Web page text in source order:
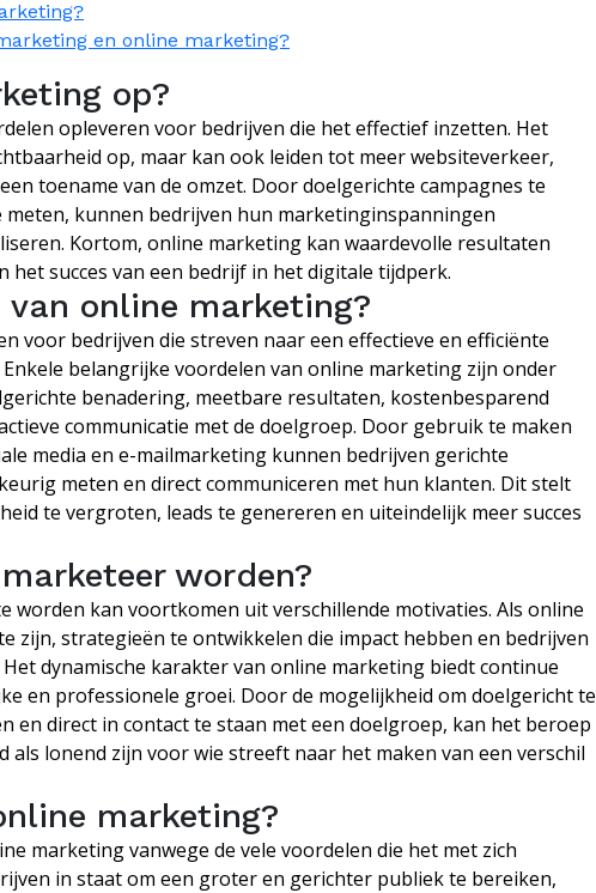
en online marketing?
op?
opleveren voor bedrijven die het effectief inzetten. Het
op, maar kan ook leiden tot meer websiteverkeer,
toename van de omzet. Door doelgerichte campagnes te
kunnen bedrijven hun marketinginspanningen
Kortom, online marketing kan waardevolle resultaten
het succes van een bedrijf in het digitale tijdperk.
online marketing?
voor bedrijven die streven naar een effectieve en efficiënte
belangrijke voordelen van online marketing zijn onder
benadering, meetbare resultaten, kostenbesparend
communicatie met de doelgroep. Door gebruik te maken
media en e-mailmarketing kunnen bedrijven gerichte
meten en direct communiceren met hun klanten. Dit stelt
te vergroten, leads te genereren en uiteindelijk meer succes
worden?
worden kan voortkomen uit verschillende motivaties. Als online
zijn, strategieën te ontwikkelen die impact hebben en bedrijven
dynamische karakter van online marketing biedt continue
en professionele groei. Door de mogelijkheid om doelgericht te
en direct in contact te staan met een doelgroep, kan het beroep
lonend zijn voor wie streeft naar het maken van een verschil
marketing?
marketing vanwege de vele voordelen die het met zich
in staat om een groter en gerichter publiek te bereiken,